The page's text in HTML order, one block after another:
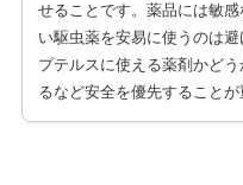
せることです。薬品には敏
い駆虫薬を安易に使うのは
プテルスに使える薬剤かど
るなど安全を優先することが